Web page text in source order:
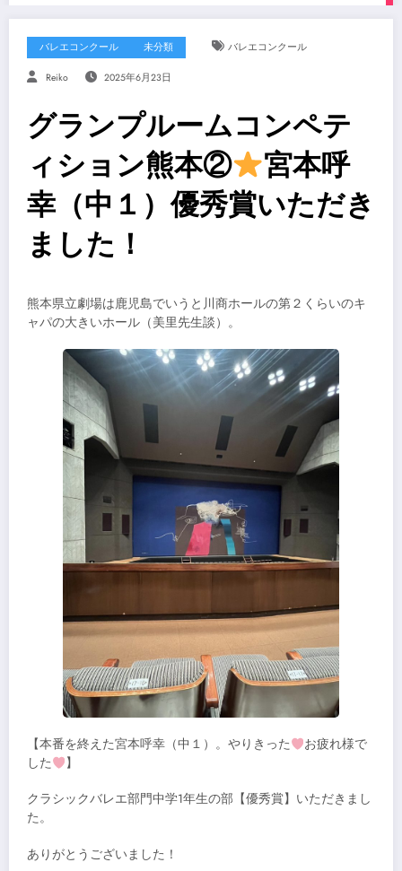
バレエコンクール 未分類 バレエコンクール
Reiko 2025年6月23日
グランプルームコンペテ
ィション熊本②
宮本呼
幸（中１）優秀賞いただき
ました！
熊本県立劇場は鹿児島でいうと川商ホールの第２くらいのキ
ャパの大きいホール（美里先生談）。
【本番を終えた宮本呼幸（中１）。やりきった
お疲れ様で
した
】
クラシックバレエ部門中学1年生の部【優秀賞】いただきまし
た。
ありがとうございました！